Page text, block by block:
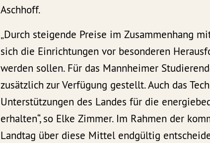
Aschhoff.
„Durch steigende Preise im Zusammenhang
sich die Einrichtungen vor besonderen
werden sollen. Für das Mannheimer
zusätzlich zur Verfügung gestellt. Auch das
Unterstützungen des Landes für die
erhalten“, so Elke Zimmer. Im Rahmen der
Landtag über diese Mittel endgültig